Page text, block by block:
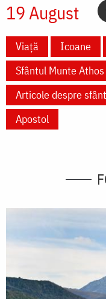
19 August
Viață Icoane
Sfântul Munte Athos
Articole despre sfânt
Apostol